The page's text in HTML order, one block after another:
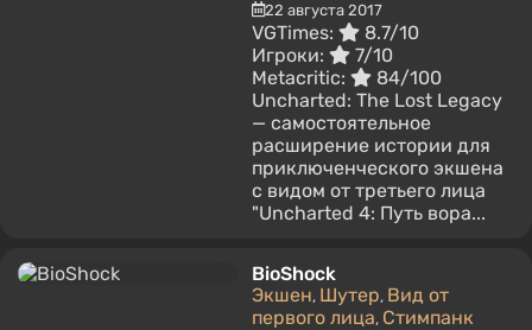
22 августа 2017
VGTimes:
8.7/10
Игроки:
7/10
Metacritic:
84/100
Uncharted: The Lost Legacy
— самостоятельное
расширение истории для
приключенческого экшена
с видом от третьего лица
"Uncharted 4: Путь вора...
BioShock
Экшен, Шутер, Вид от
первого лица, Стимпанк